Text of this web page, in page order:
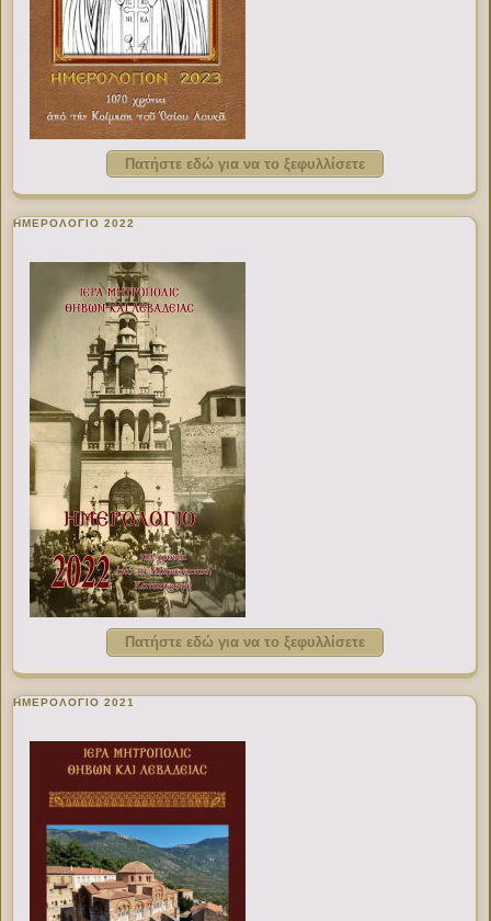
Πατήστε εδώ για να το ξεφυλλίσετε
ΗΜΕΡΟΛΟΓΙΟ 2022
Πατήστε εδώ για να το ξεφυλλίσετε
ΗΜΕΡΟΛΟΓΙΟ 2021